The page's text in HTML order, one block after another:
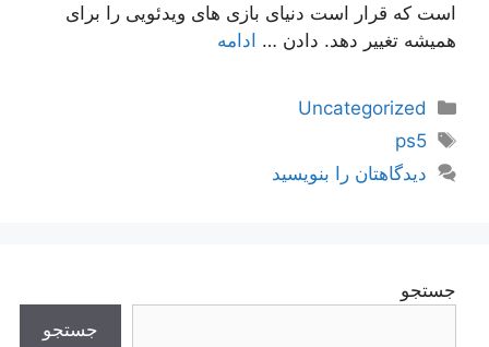
است که قرار است دنیای بازی های ویدئویی را برای
همیشه تغییر دهد. دادن … ادامه
دسته‌ها
Uncategorized
برچسب‌ها
ps5
دیدگاهتان را بنویسید
جستجو
جستجو